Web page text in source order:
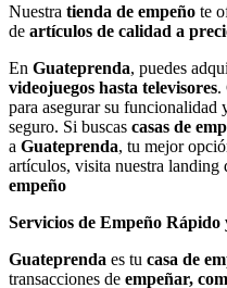
Nuestra tienda de empeño te
de artículos de calidad a
En Guateprenda, puedes
videojuegos hasta televisores.
para asegurar su
seguro. Si buscas casas de
a Guateprenda, tu mejor
artículos, visita nuestra landing
empeño
Servicios de Empeño Rápido
Guateprenda es tu casa de
transacciones de empeñar,